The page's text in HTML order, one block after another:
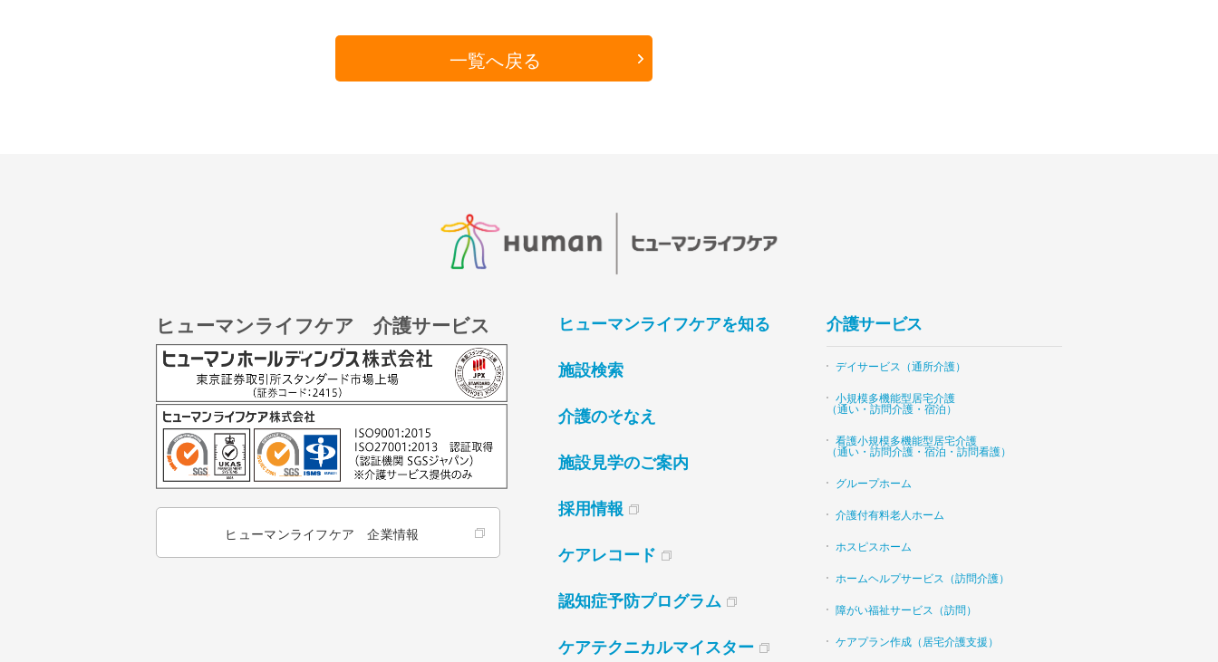
一覧へ戻る
ヒューマンライフケア 介護サービス
ヒューマンライフケア 企業情報
ヒューマンライフケアを知る
施設検索
介護のそなえ
施設見学のご案内
採用情報
ケアレコード
認知症予防プログラム
ケアテクニカルマイスター
介護サービス
デイサービス（通所介護）
小規模多機能型居宅介護
（通い・訪問介護・宿泊）
看護小規模多機能型居宅介護
（通い・訪問介護・宿泊・訪問看護）
グループホーム
介護付有料老人ホーム
ホスピスホーム
ホームヘルプサービス（訪問介護）
障がい福祉サービス（訪問）
ケアプラン作成（居宅介護支援）